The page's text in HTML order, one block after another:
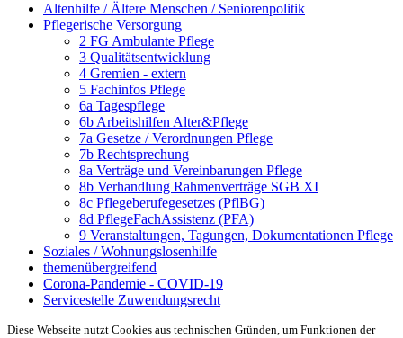
Altenhilfe / Ältere Menschen / Seniorenpolitik
Pflegerische Versorgung
2 FG Ambulante Pflege
3 Qualitätsentwicklung
4 Gremien - extern
5 Fachinfos Pflege
6a Tagespflege
6b Arbeitshilfen Alter&Pflege
7a Gesetze / Verordnungen Pflege
7b Rechtsprechung
8a Verträge und Vereinbarungen Pflege
8b Verhandlung Rahmenverträge SGB XI
8c Pflegeberufegesetzes (PflBG)
8d PflegeFachAssistenz (PFA)
9 Veranstaltungen, Tagungen, Dokumentationen Pflege
Soziales / Wohnungslosenhilfe
themenübergreifend
Corona-Pandemie - COVID-19
Servicestelle Zuwendungsrecht
Diese Webseite nutzt Cookies aus technischen Gründen, um Funktionen der